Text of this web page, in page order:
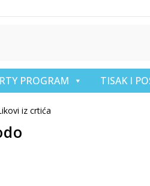
PROGRAM TISAK I
iz crtića